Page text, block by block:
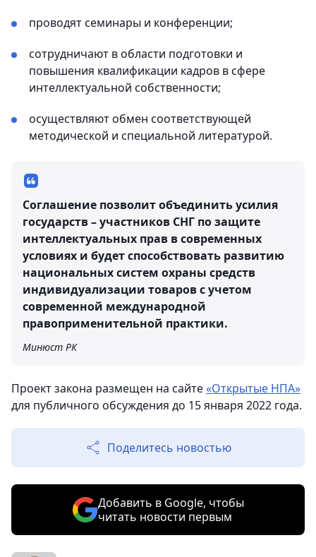
проводят семинары и конференции;
сотрудничают в области подготовки и
повышения квалификации кадров в сфере
интеллектуальной собственности;
осуществляют обмен соответствующей
методической и специальной литературой.
Соглашение позволит объединить усилия
государств – участников СНГ по защите
интеллектуальных прав в современных
условиях и будет способствовать развитию
национальных систем охраны средств
индивидуализации товаров с учетом
современной международной
правоприменительной практики.
Минюст РК
Проект закона размещен на сайте«Открытые НПА»
для публичного обсуждения до 15 января 2022 года.
Поделитесь новостью
Добавить в Google, чтобы
читать новости первым